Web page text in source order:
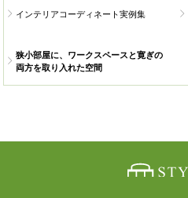
インテリアコーディネート実例集
狭小部屋に、ワークスペースと寛ぎの
両方を取り入れた空間